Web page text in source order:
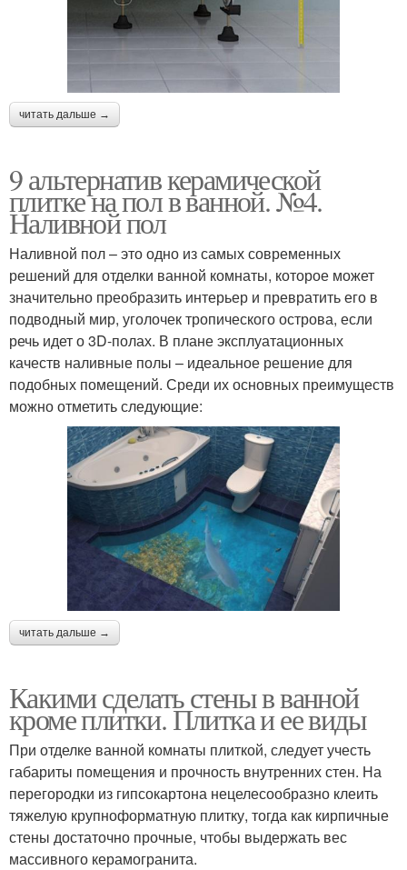
читать дальше →
9 альтернатив керамической
плитке на пол в ванной. №4.
Наливной пол
Наливной пол – это одно из самых современных
решений для отделки ванной комнаты, которое может
значительно преобразить интерьер и превратить его в
подводный мир, уголочек тропического острова, если
речь идет о 3D-полах. В плане эксплуатационных
качеств наливные полы – идеальное решение для
подобных помещений. Среди их основных преимуществ
можно отметить следующие:
читать дальше →
Какими сделать стены в ванной
кроме плитки. Плитка и ее виды
При отделке ванной комнаты плиткой, следует учесть
габариты помещения и прочность внутренних стен. На
перегородки из гипсокартона нецелесообразно клеить
тяжелую крупноформатную плитку, тогда как кирпичные
стены достаточно прочные, чтобы выдержать вес
массивного керамогранита.